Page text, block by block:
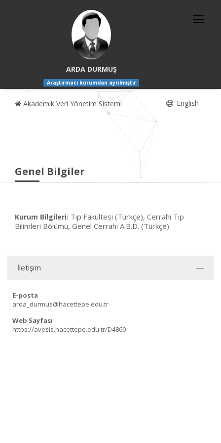
ARDA DURMUŞ
Araştırmacı kurumdan ayrılmıştır
Akademik Veri Yönetim Sistemi English
Genel Bilgiler
Kurum Bilgileri: Tıp Fakültesi (Türkçe), Cerrahi Tıp
Bilimleri Bölümü, Genel Cerrahi A.B.D. (Türkçe)
İletişim
E-posta
arda_durmus@hacettepe.edu.tr
Web Sayfası
https://avesis.hacettepe.edu.tr/D4860